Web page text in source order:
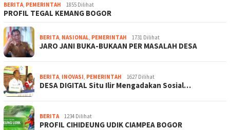
BERITA, PEMERINTAH 1855 Dilihat
PROFIL TEGAL KEMANG BOGOR
BERITA, NASIONAL, PEMERINTAH 1731 Dilihat
JARO JANI BUKA-BUKAAN PER MASALAH DESA
BERITA, INOVASI, PEMERINTAH 1627 Dilihat
DESA DIGITAL Situ Ilir Mengadakan Sosial…
BERITA 1234 Dilihat
PROFIL CIHIDEUNG UDIK CIAMPEA BOGOR